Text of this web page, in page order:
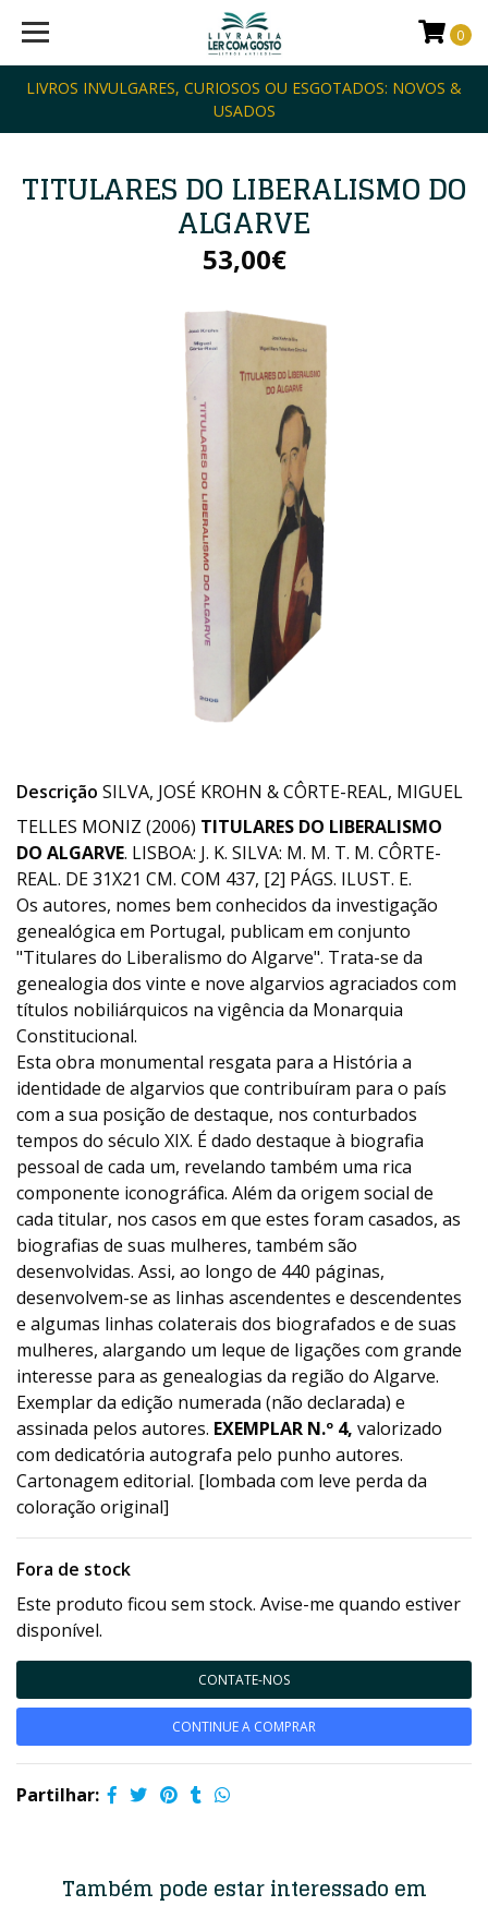
LIVROS INVULGARES, CURIOSOS OU ESGOTADOS: NOVOS &
USADOS
0
TITULARES DO LIBERALISMO DO
ALGARVE
53,00€
Descrição SILVA, JOSÉ KROHN & CÔRTE-REAL, MIGUEL
TELLES MONIZ (2006) TITULARES DO LIBERALISMO
DO ALGARVE. LISBOA: J. K. SILVA: M. M. T. M. CÔRTE-
REAL. DE 31X21 CM. COM 437, [2] PÁGS. ILUST. E.
Os autores, nomes bem conhecidos da investigação
genealógica em Portugal, publicam em conjunto
"Titulares do Liberalismo do Algarve". Trata-se da
genealogia dos vinte e nove algarvios agraciados com
títulos nobiliárquicos na vigência da Monarquia
Constitucional.
Esta obra monumental resgata para a História a
identidade de algarvios que contribuíram para o país
com a sua posição de destaque, nos conturbados
tempos do século XIX. É dado destaque à biografia
pessoal de cada um, revelando também uma rica
componente iconográfica. Além da origem social de
cada titular, nos casos em que estes foram casados, as
biografias de suas mulheres, também são
desenvolvidas. Assi, ao longo de 440 páginas,
desenvolvem-se as linhas ascendentes e descendentes
e algumas linhas colaterais dos biografados e de suas
mulheres, alargando um leque de ligações com grande
interesse para as genealogias da região do Algarve.
Exemplar da edição numerada (não declarada) e
assinada pelos autores. EXEMPLAR N.º 4, valorizado
com dedicatória autografa pelo punho autores.
Cartonagem editorial. [lombada com leve perda da
coloração original]
Fora de stock
Este produto ficou sem stock. Avise-me quando estiver
disponível.
CONTATE-NOS
CONTINUE A COMPRAR
Partilhar:
Também pode estar interessado em